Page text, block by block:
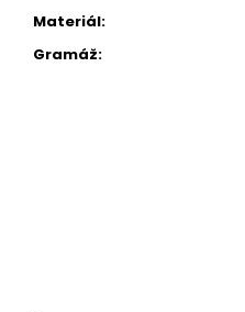
Materiál:
Gramáž: